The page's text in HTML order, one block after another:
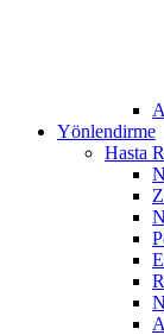
Yönlendirme
Hasta